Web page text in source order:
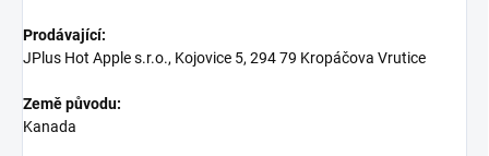
Prodávající:
JPlus Hot Apple s.r.o., Kojovice 5, 294 79 Kropáčova Vrutice
Země původu:
Kanada